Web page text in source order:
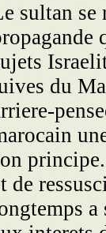
sultan se
du
de